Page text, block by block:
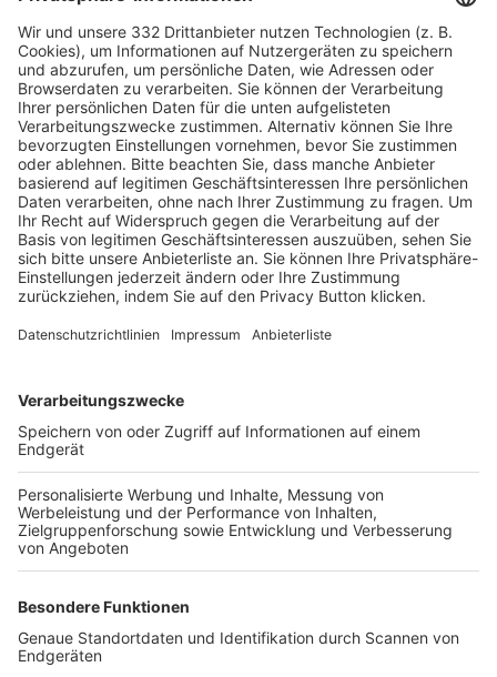
HÄUFIG BESUCHTE SEITEN
Pässe und Vereinswechsel
Trainerausbildung
Schulungsangebot Vereinsmitarbeiter
BFV-Geschäftsstellen
Trainerbörse
Login SpielPlus
FOLGE DEM BFV
TOP-VEREINE
TOP-PARTNER